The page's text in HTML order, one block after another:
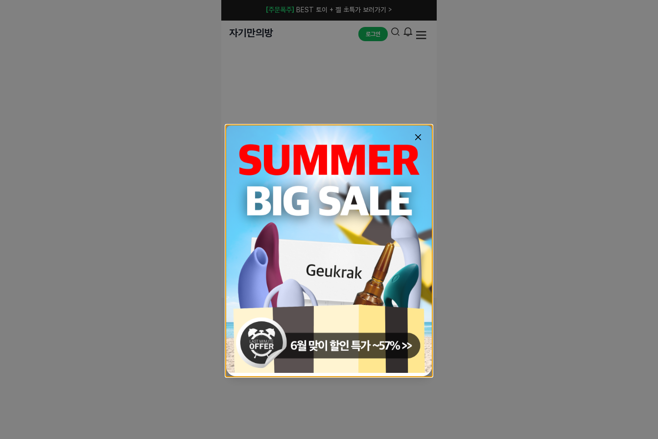
[주문폭주] BEST 토이 + 젤 초특가 보러가기 >
자기만의방 로그인
예상치 못한 에러입니다.